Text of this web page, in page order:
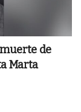
de
Marta